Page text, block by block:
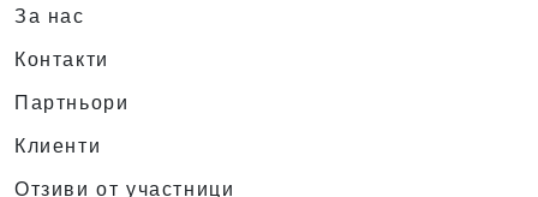
За нас
Контакти
Партньори
Клиенти
Отзиви от участници